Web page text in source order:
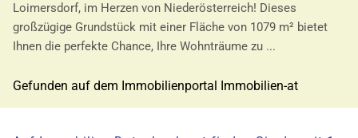
Loimersdorf, im Herzen von Niederösterreich! Dieses
großzügige Grundstück mit einer Fläche von 1079 m² bietet
Ihnen die perfekte Chance, Ihre Wohnträume zu ...
Gefunden auf dem Immobilienportal Immobilien-at